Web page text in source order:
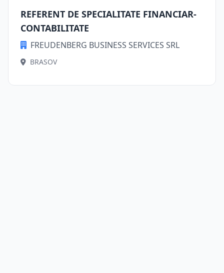
REFERENT DE SPECIALITATE FINANCIAR-
CONTABILITATE
FREUDENBERG BUSINESS SERVICES SRL
BRASOV